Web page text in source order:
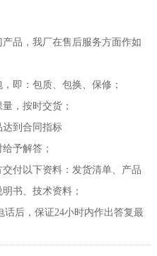
品，我厂在售后服务方面作如
即：包质、包换、保修；
，按时交货；
达到合同指标
予解答；
付以下资料：发货清单、产品
书、技术资料；
后，保证24小时内作出答复最